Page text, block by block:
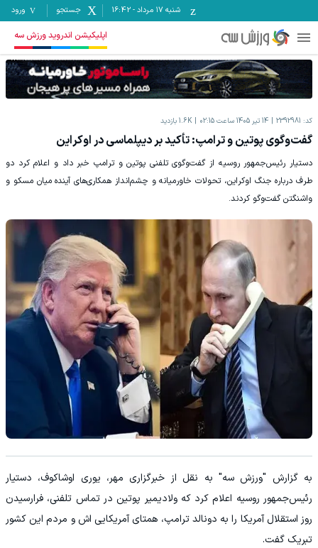
شنبه ۱۷ مرداد -
16:42 جستجو ورود
اپلیکیشن اندروید ورزش سه
کد: 2392981 14 تیر 1405 ساعت 02:15 1.6K بازدید
گفت‌وگوی پوتین و ترامپ: تأکید بر دیپلماسی در اوکراین
دستیار رئیس‌جمهور روسیه از گفت‌وگوی تلفنی پوتین و ترامپ خبر داد و اعلام کرد دو
طرف درباره جنگ اوکراین، تحولات خاورمیانه و چشم‌انداز همکاری‌های آینده میان مسکو و
واشنگتن گفت‌وگو کردند.
به گزارش "ورزش سه" به نقل از خبرگزاری مهر، یوری اوشاکوف، دستیار
رئیس‌جمهور روسیه اعلام کرد که ولادیمیر پوتین در تماس تلفنی، فرارسیدن
روز استقلال آمریکا را به دونالد ترامپ، همتای آمریکایی اش و مردم این کشور
تبریک گفت.